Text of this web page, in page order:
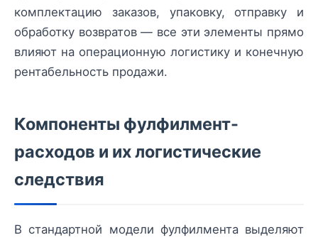
комплектацию заказов, упаковку, отправку и
обработку возвратов — все эти элементы прямо
влияют на операционную логистику и конечную
рентабельность продажи.
Компоненты фулфилмент-
расходов и их логистические
следствия
В стандартной модели фулфилмента выделяют